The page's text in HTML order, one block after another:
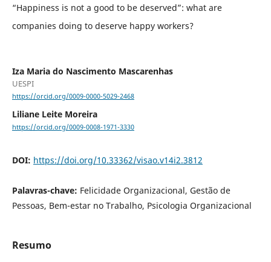
“Happiness is not a good to be deserved”: what are
companies doing to deserve happy workers?
Iza Maria do Nascimento Mascarenhas
UESPI
https://orcid.org/0009-0000-5029-2468
Liliane Leite Moreira
https://orcid.org/0009-0008-1971-3330
DOI: https://doi.org/10.33362/visao.v14i2.3812
Palavras-chave: Felicidade Organizacional, Gestão de
Pessoas, Bem-estar no Trabalho, Psicologia Organizacional
Resumo